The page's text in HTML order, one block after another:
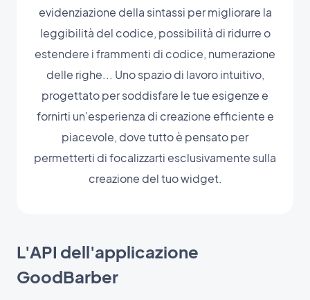
evidenziazione della sintassi per migliorare la
leggibilità del codice, possibilità di ridurre o
estendere i frammenti di codice, numerazione
delle righe... Uno spazio di lavoro intuitivo,
progettato per soddisfare le tue esigenze e
fornirti un'esperienza di creazione efficiente e
piacevole, dove tutto è pensato per
permetterti di focalizzarti esclusivamente sulla
creazione del tuo widget.
L'API dell'applicazione
GoodBarber